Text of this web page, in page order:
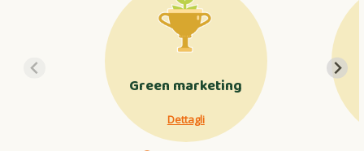
Green marketing
Dettagli